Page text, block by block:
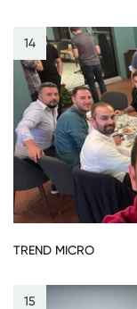
14
TREND MICRO
15